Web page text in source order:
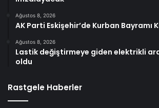
Ağustos 8, 2026
AK Parti Eskişehir’de Kurban Bayramı
Ağustos 8, 2026
Lastik değiştirmeye giden elektrikli
oldu
Rastgele Haberler